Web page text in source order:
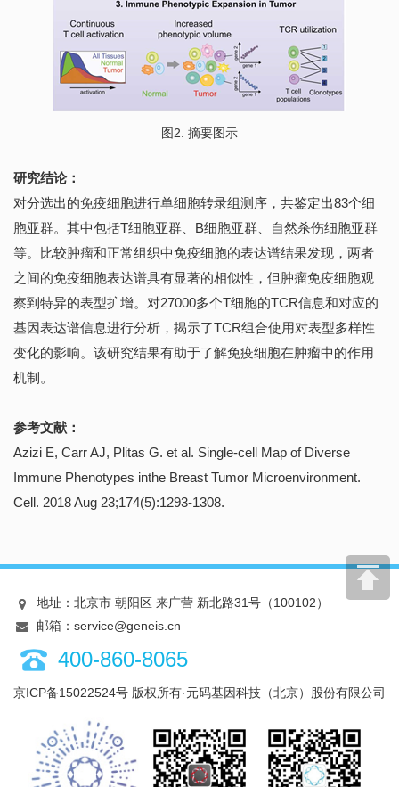
图2. 摘要图示
研究结论：
对分选出的免疫细胞进行单细胞转录组测序，共鉴定出83个细
胞亚群。其中包括T细胞亚群、B细胞亚群、自然杀伤细胞亚群
等。比较肿瘤和正常组织中免疫细胞的表达谱结果发现，两者
之间的免疫细胞表达谱具有显著的相似性，但肿瘤免疫细胞观
察到特异的表型扩增。对27000多个T细胞的TCR信息和对应的
基因表达谱信息进行分析，揭示了TCR组合使用对表型多样性
变化的影响。该研究结果有助于了解免疫细胞在肿瘤中的作用
机制。
参考文献：
Azizi E, Carr AJ, Plitas G. et al. Single-cell Map of Diverse
Immune Phenotypes inthe Breast Tumor Microenvironment.
Cell. 2018 Aug 23;174(5):1293-1308.
地址：北京市 朝阳区 来广营 新北路31号（100102）
邮箱：service@geneis.cn
400-860-8065
京ICP备15022524号 版权所有·元码基因科技（北京）股份有限公司